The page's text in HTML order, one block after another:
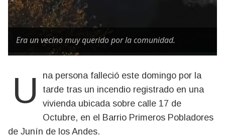
Era un vecino muy querido por la comunidad.
Una persona falleció este domingo por la
tarde tras un incendio registrado en una
vivienda ubicada sobre calle 17 de
Octubre, en el Barrio Primeros Pobladores
de Junín de los Andes.